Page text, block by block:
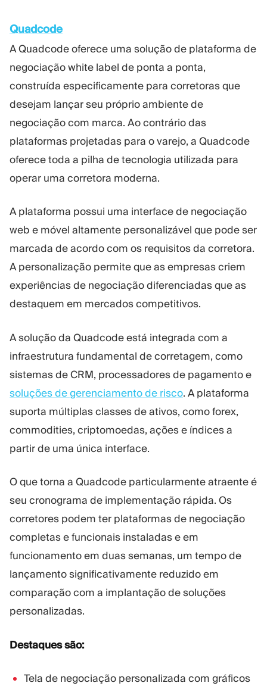
Quadcode
A Quadcode oferece uma solução de plataforma de
negociação white label de ponta a ponta,
construída especificamente para corretoras que
desejam lançar seu próprio ambiente de
negociação com marca. Ao contrário das
plataformas projetadas para o varejo, a Quadcode
oferece toda a pilha de tecnologia utilizada para
operar uma corretora moderna.
A plataforma possui uma interface de negociação
web e móvel altamente personalizável que pode ser
marcada de acordo com os requisitos da corretora.
A personalização permite que as empresas criem
experiências de negociação diferenciadas que as
destaquem em mercados competitivos.
A solução da Quadcode está integrada com a
infraestrutura fundamental de corretagem, como
sistemas de CRM, processadores de pagamento e
soluções de gerenciamento de risco. A plataforma
suporta múltiplas classes de ativos, como forex,
commodities, criptomoedas, ações e índices a
partir de uma única interface.
O que torna a Quadcode particularmente atraente é
seu cronograma de implementação rápida. Os
corretores podem ter plataformas de negociação
completas e funcionais instaladas e em
funcionamento em duas semanas, um tempo de
lançamento significativamente reduzido em
comparação com a implantação de soluções
personalizadas.
Destaques são:
Tela de negociação personalizada com gráficos